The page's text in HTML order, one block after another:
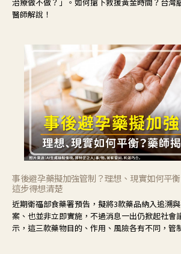
醫師解說！
事後避孕藥擬加強管制？理想、現實如何平
這步得想清楚
近期衛福部食藥署預告，擬將3款藥品納入追溯
案、也並非立即實施，不過消息一出仍掀起社會
示，這三款藥物目的、作用、風險各有不同，管